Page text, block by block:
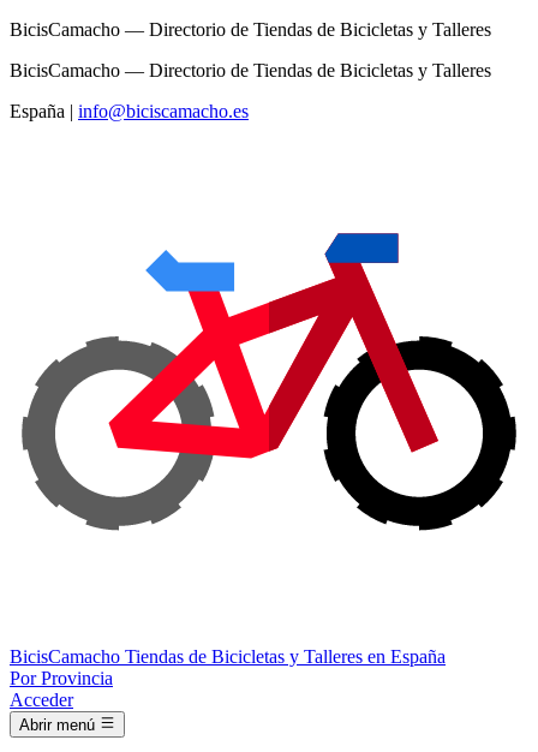
BicisCamacho — Directorio de Tiendas de Bicicletas y Talleres
BicisCamacho — Directorio de Tiendas de Bicicletas y Talleres
España | info@biciscamacho.es
BicisCamacho Tiendas de Bicicletas y Talleres en España
Por Provincia
Acceder
Abrir menú